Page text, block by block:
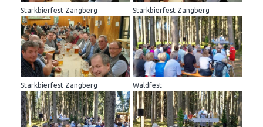
Starkbierfest Zangberg Starkbierfest Zangberg
Starkbierfest Zangberg Waldfest